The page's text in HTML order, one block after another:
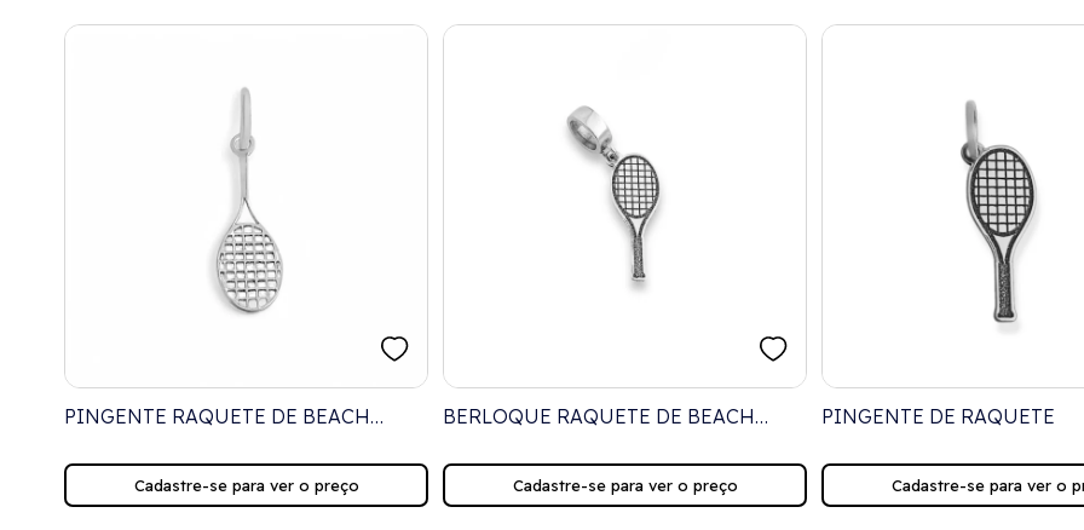
PINGENTE RAQUETE DE BEACH
Cadastre-se para ver o preço
BERLOQUE RAQUETE DE BEACH
Cadastre-se para ver o preço
PINGENTE DE RAQUETE
Cadastre-se para ver o